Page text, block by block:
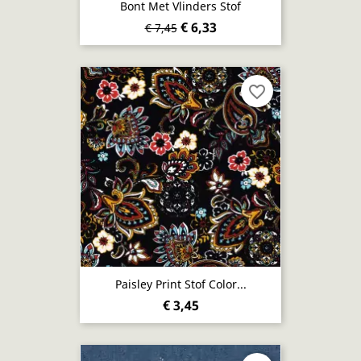
Bont Met Vlinders Stof
€ 7,45 € 6,33
Paisley Print Stof Color...
€ 3,45
favorite_border